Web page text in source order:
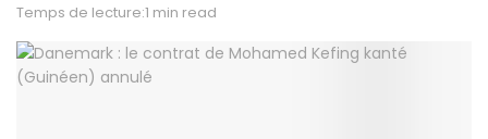
Temps de lecture:1 min read